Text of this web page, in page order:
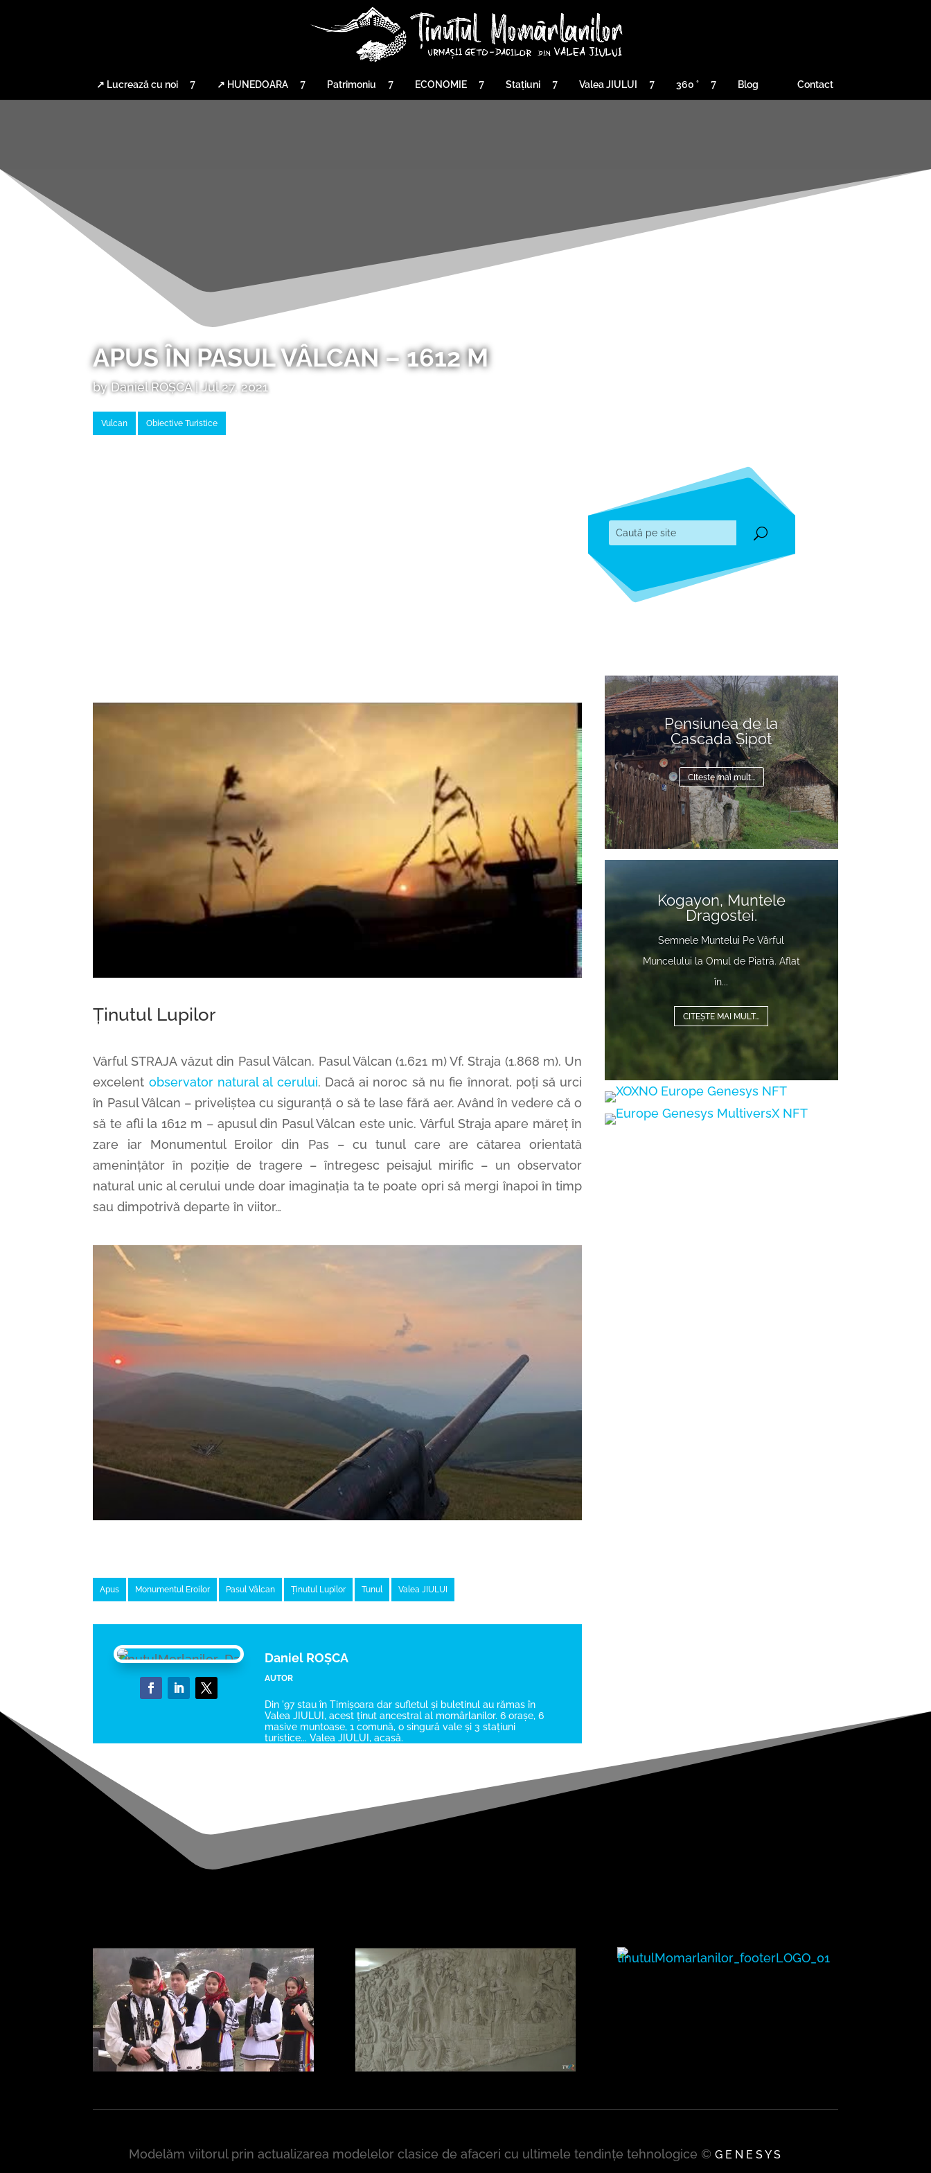
↗ Lucrează cu noi ↗ HUNEDOARA Patrimoniu ECONOMIE Stațiuni Valea JIULUI 360 ° Blog Contact
APUS ÎN PASUL VÂLCAN – 1612 M
byDaniel ROȘCA|Jul 27, 2021
Vulcan Obiective Turistice
ȚinutulLupilor
Vârful STRAJA văzut din Pasul Vâlcan. Pasul Vâlcan (1.621 m) Vf. Straja (1.868 m). Un
excelent observator natural al cerului. Dacă ai noroc să nu fie înnorat, poți să urci
în Pasul Vâlcan – priveliștea cu siguranță o să te lase fără aer. Având în vedere că o
să te afli la 1612 m – apusul din Pasul Vâlcan este unic. Vârful Straja apare măreț în
zare iar Monumentul Eroilor din Pas – cu tunul care are cătarea orientată
amenințător în poziție de tragere – întregesc peisajul mirific – un observator
natural unic al cerului unde doar imaginația ta te poate opri să mergi înapoi în timp
sau dimpotrivă departe în viitor…
Apus Monumentul Eroilor Pasul Vâlcan Ținutul Lupilor Tunul Valea JIULUI
Daniel ROȘCA
AUTOR
Din '97 stau în Timișoara dar sufletul și buletinul au rămas în
Valea JIULUI, acest ținut ancestral al momârlanilor. 6 orașe, 6
masive muntoase, 1 comună, o singură vale și 3 stațiuni
turistice... Valea JIULUI, acasă.
Pensiunea de la
Cascada Șipot
CItește mai mult...
Kogayon, Muntele
Dragostei.
Semnele Muntelui Pe Vârful
Muncelului la Omul de Piatră. Aflat
în...
CITEȘTE MAI MULT...
Modelăm viitorul prin actualizarea modelelor clasice de afaceri cu ultimele tendințe tehnologice © G E N E S Y S